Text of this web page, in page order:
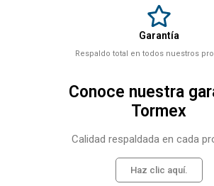
Garantía
Respaldo total en todos nuestros
Conoce nuestra
Tormex
Calidad respaldada en cada
Haz clic aquí.